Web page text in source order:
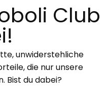
Club
unwiderstehliche
die nur unsere
Bist du dabei?